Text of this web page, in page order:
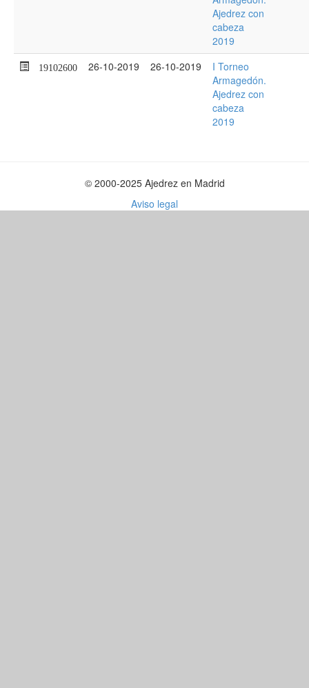
Ajedrez con
cabeza
2019
19102600 26-10-2019 26-10-2019
I Torneo
Armagedón.
Ajedrez con
cabeza
2019
© 2000-2025 Ajedrez en Madrid
Aviso legal